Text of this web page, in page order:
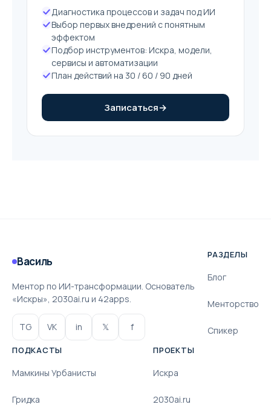
Диагностика процессов и задач под ИИ
Выбор первых внедрений с понятным
эффектом
Подбор инструментов: Искра, модели,
сервисы и автоматизации
План действий на 30 / 60 / 90 дней
Записаться→
Василь
Ментор по ИИ-трансформации. Основатель
«Искры», 2030ai.ru и 42apps.
TG VK in 𝕏 f
РАЗДЕЛЫ
Блог
Менторство
Спикер
ПОДКАСТЫ
Мамкины Урбанисты
Гридка
ПРОЕКТЫ
Искра
2030ai.ru